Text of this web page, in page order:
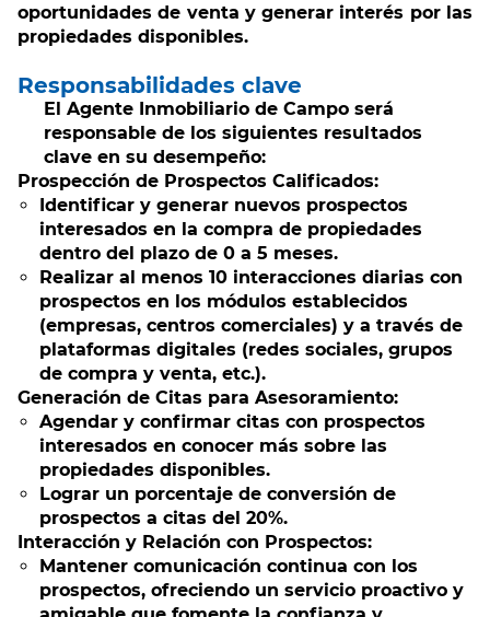
oportunidades de venta y generar interés por las
propiedades disponibles.
Responsabilidades clave
El Agente Inmobiliario de Campo será
responsable de los siguientes resultados
clave en su desempeño:
Prospección de Prospectos Calificados:
Identificar y generar nuevos prospectos
interesados en la compra de propiedades
dentro del plazo de 0 a 5 meses.
Realizar al menos 10 interacciones diarias con
prospectos en los módulos establecidos
(empresas, centros comerciales) y a través de
plataformas digitales (redes sociales, grupos
de compra y venta, etc.).
Generación de Citas para Asesoramiento:
Agendar y confirmar citas con prospectos
interesados en conocer más sobre las
propiedades disponibles.
Lograr un porcentaje de conversión de
prospectos a citas del 20%.
Interacción y Relación con Prospectos:
Mantener comunicación continua con los
prospectos, ofreciendo un servicio proactivo y